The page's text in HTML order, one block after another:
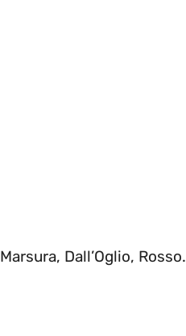
Dall’Oglio, Rosso.